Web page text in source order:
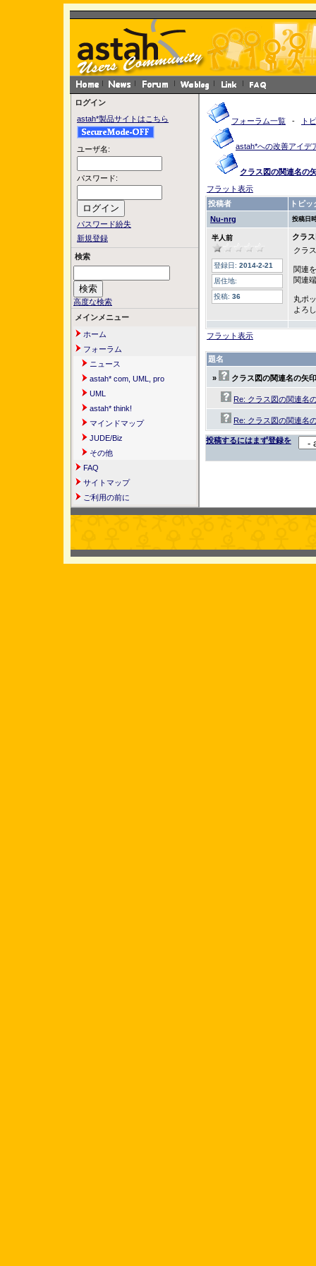
ログイン
astah*製品サイトはこちら
ユーザ名:
パスワード:
パスワード紛失
新規登録
検索
高度な検索
メインメニュー
ホーム
フォーラム
ニュース
astah* com, UML, pro
UML
astah* think!
マインドマップ
JUDE/Biz
その他
FAQ
サイトマップ
ご利用の前に
フォーラム一覧 - ト
astah*への改善アイデ
クラス図の関連名の
フラット表示
投稿者
トピッ
Nu-nrg
投稿日
半人前
登録日: 2014-2-21
居住地:
投稿: 36
クラ
クラ
関連
関連
丸ポ
よろ
フラット表示
題名
» クラス図の関連名の矢印
Re: クラス図の関連名
Re: クラス図の関連名
投稿するにはまず登録を